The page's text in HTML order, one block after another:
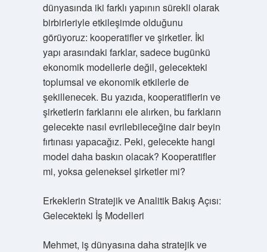
dünyasında iki farklı yapının sürekli olarak
birbirleriyle etkileşimde olduğunu
görüyoruz: kooperatifler ve şirketler. İki
yapı arasındaki farklar, sadece bugünkü
ekonomik modellerle değil, gelecekteki
toplumsal ve ekonomik etkilerle de
şekillenecek. Bu yazıda, kooperatiflerin ve
şirketlerin farklarını ele alırken, bu farkların
gelecekte nasıl evrilebileceğine dair beyin
fırtınası yapacağız. Peki, gelecekte hangi
model daha baskın olacak? Kooperatifler
mi, yoksa geleneksel şirketler mi?
Erkeklerin Stratejik ve Analitik Bakış Açısı:
Gelecekteki İş Modelleri
Mehmet, iş dünyasına daha stratejik ve